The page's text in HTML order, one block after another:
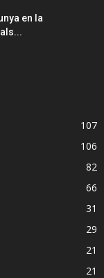
en la
107
106
82
66
31
29
21
21